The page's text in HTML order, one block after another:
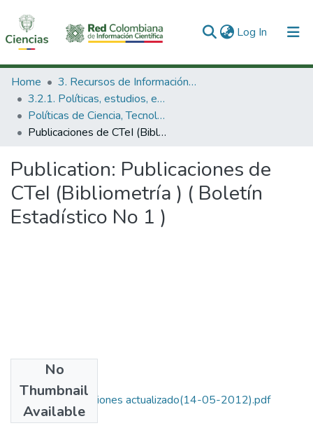
Log In (current)
Communities & Collections
All of DSpace
Statistics
Home
3. Recursos de Información Científica y Tecnológica
3.2.1. Políticas, estudios, evaluaciones e indicadores de CTeI
Políticas de Ciencia, Tecnología e Innovación
Publicaciones de CTeI (Bibliometría ) ( Boletín Estadístico No 1 )
Publication: Publicaciones de
CTeI (Bibliometría ) ( Boletín
Estadístico No 1 )
No
Thumbnail
Available
13 WEB Publicaciones actualizado(14-05-2012).pdf
(305.54 KB)